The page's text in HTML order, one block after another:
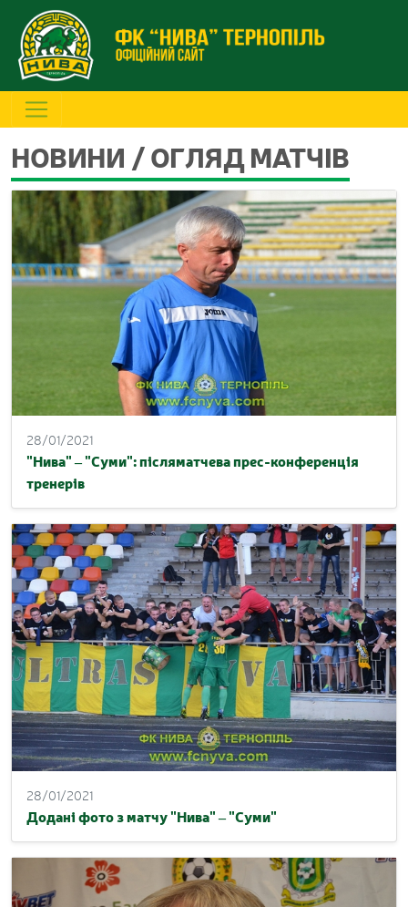
НОВИНИ / ОГЛЯД МАТЧІВ
28/01/2021
"Нива" – "Суми": післяматчева прес-конференція
тренерів
28/01/2021
Додані фото з матчу "Нива" – "Суми"